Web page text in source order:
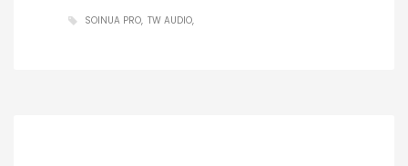
SOINUA PRO TW AUDIO